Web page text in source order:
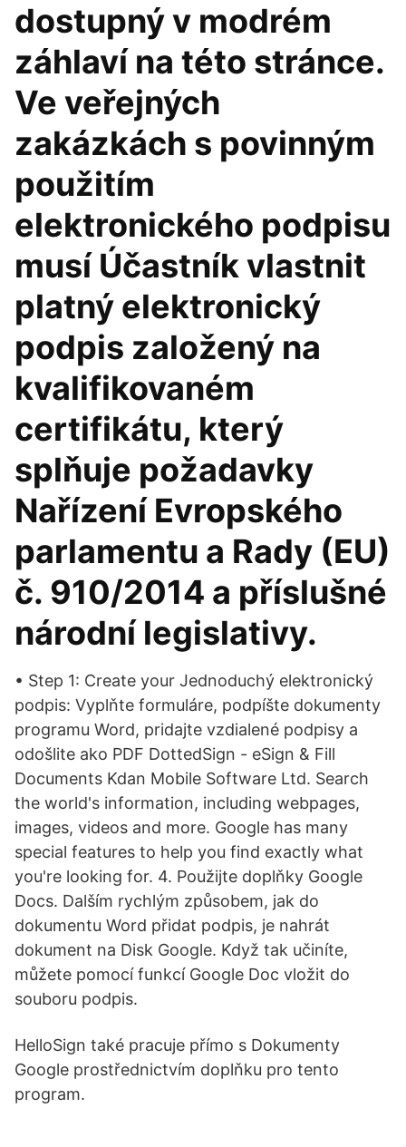
dostupný v modrém
záhlaví na této stránce.
Ve veřejných
zakázkách s povinným
použitím
elektronického podpisu
musí Účastník vlastnit
platný elektronický
podpis založený na
kvalifikovaném
certifikátu, který
splňuje požadavky
Nařízení Evropského
parlamentu a Rady (EU)
č. 910/2014 a příslušné
národní legislativy.
• Step 1: Create your Jednoduchý elektronický
podpis: Vyplňte formuláre, podpíšte dokumenty
programu Word, pridajte vzdialené podpisy a
odošlite ako PDF DottedSign - eSign & Fill
Documents Kdan Mobile Software Ltd. Search
the world's information, including webpages,
images, videos and more. Google has many
special features to help you find exactly what
you're looking for. 4. Použijte doplňky Google
Docs. Dalším rychlým způsobem, jak do
dokumentu Word přidat podpis, je nahrát
dokument na Disk Google. Když tak učiníte,
můžete pomocí funkcí Google Doc vložit do
souboru podpis.
HelloSign také pracuje přímo s Dokumenty
Google prostřednictvím doplňku pro tento
program.